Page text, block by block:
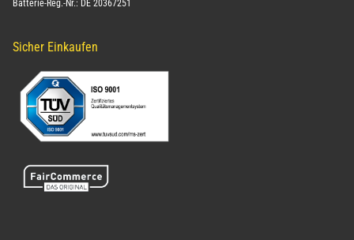
Batterie-Reg.-Nr.: DE 20367251
Sicher Einkaufen